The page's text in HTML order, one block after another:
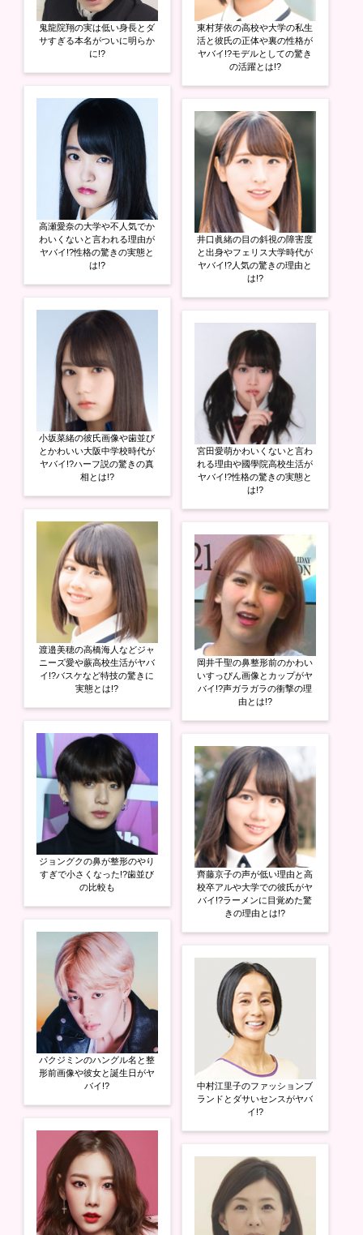
鬼龍院翔の実は低い身長とダ
サすぎる本名がついに明らか
に!?
高瀬愛奈の大学や不人気でか
わいくないと言われる理由が
ヤバイ!?性格の驚きの実態と
は!?
小坂菜緒の彼氏画像や歯並び
とかわいい大阪中学校時代が
ヤバイ!?ハーフ説の驚きの真
相とは!?
渡邉美穂の高橋海人などジャ
ニーズ愛や蕨高校生活がヤバ
イ!?バスケなど特技の驚きに
実態とは!?
ジョングクの鼻が整形のやり
すぎで小さくなった!?歯並び
の比較も
パクジミンのハングル名と整
形前画像や彼女と誕生日がヤ
バイ!?
東村芽依の高校や大学の私生
活と彼氏の正体や裏の性格が
ヤバイ!?モデルとしての驚き
の活躍とは!?
井口眞緒の目の斜視の障害度
と出身やフェリス大学時代が
ヤバイ!?人気の驚きの理由と
は!?
宮田愛萌かわいくないと言わ
れる理由や國學院高校生活が
ヤバイ!?性格の驚きの実態と
は!?
岡井千聖の鼻整形前のかわい
いすっぴん画像とカップがヤ
バイ!?声ガラガラの衝撃の理
由とは!?
齊藤京子の声が低い理由と高
校卒アルや大学での彼氏がヤ
バイ!?ラーメンに目覚めた驚
きの理由とは!?
中村江里子のファッションブ
ランドとダサいセンスがヤバ
イ!?